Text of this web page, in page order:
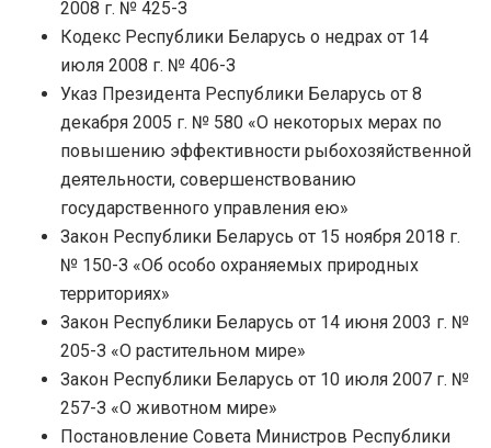
2008 г. № 425-З
Кодекс Республики Беларусь о недрах от 14
июля 2008 г. № 406-З
Указ Президента Республики Беларусь от 8
декабря 2005 г. № 580 «О некоторых мерах по
повышению эффективности рыбохозяйственной
деятельности, совершенствованию
государственного управления ею»
Закон Республики Беларусь от 15 ноября 2018 г.
№ 150-З «Об особо охраняемых природных
территориях»
Закон Республики Беларусь от 14 июня 2003 г. №
205-З «О растительном мире»
Закон Республики Беларусь от 10 июля 2007 г. №
257-З «О животном мире»
Постановление Совета Министров Республики